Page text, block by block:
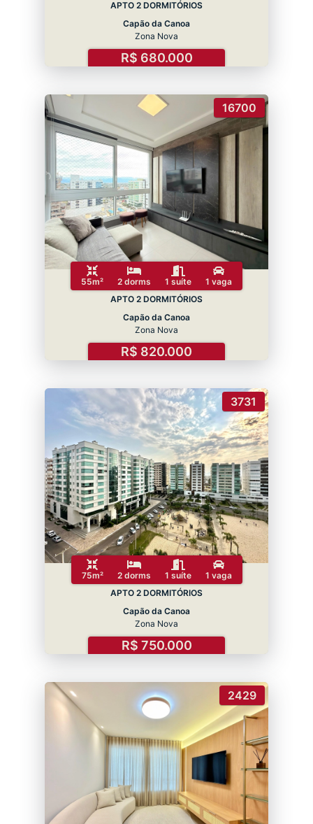
APTO 2 DORMITÓRIOS
Capão da Canoa
Zona Nova
R$ 680.000
16700
55m² 2 dorms 1 suíte
1 vaga
APTO 2 DORMITÓRIOS
Capão da Canoa
Zona Nova
R$ 820.000
3731
75m² 2 dorms 1 suíte
1 vaga
APTO 2 DORMITÓRIOS
Capão da Canoa
Zona Nova
R$ 750.000
2429